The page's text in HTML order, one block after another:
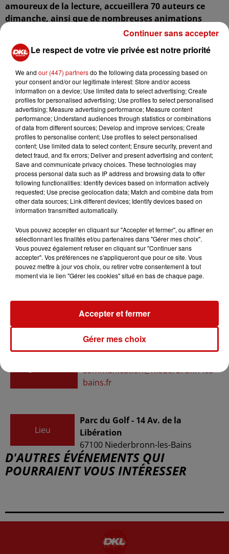
amoureux de la lecture, accueillera 70 auteurs ce
dimanche, ainsi que de nombreuses animations
autour du livre et de la lecture.
A noter à 17h… Dictée pour enfants et adultes
avecNathalie MARAJO-GUTHMULLER, Conseillère
d’Alsace.
La manifestation se déroulera dans un écrin de verdure
au parc du Golf (de l’ancienne école maternelle du Petit
Pont jusqu’au fond du parc, près de l’Hôtel Muller).
Ajouter à votre calendrier
Date
du25 juin 2023 à 15h00
au25 juillet 2023 à 19h00
Gratuit
Ville de Niederbronn-les-Bains
communication@niederbronn-les-
bains.fr
Lieu
Parc du Golf - 14 Av. de la
Libération
67100 Niederbronn-les-Bains
D'AUTRES ÉVÉNEMENTS QUI
POURRAIENT VOUS INTÉRESSER
Le respect de votre vie privée est notre priorité
We and our (447) partnersdo the following data processing based on
your consent and/or our legitimate interest: Store and/or access
information on a device; Use limited data to select advertising; Create
profiles for personalised advertising; Use profiles to select personalised
advertising; Measure advertising performance; Measure content
performance; Understand audiences through statistics or combinations
of data from different sources; Develop and improve services; Create
profiles to personalise content; Use profiles to select personalised
content; Use limited data to select content; Ensure security, prevent and
detect fraud, and fix errors; Deliver and present advertising and content;
Save and communicate privacy choices. These technologies may
process personal data such as IP address and browsing data to offer
following functionalities: Identify devices based on information actively
requested; Use precise geolocation data; Match and combine data from
other data sources; Link different devices; Identify devices based on
information transmitted automatically.
Vous pouvez accepter en cliquant sur "Accepter et fermer", ou affiner en
sélectionnant les finalités et/ou partenaires dans "Gérer mes choix".
Vous pouvez également refuser en cliquant sur "Continuer sans
accepter". Vos préférences ne s'appliqueront que pour ce site. Vous
pouvez mettre à jour vos choix, ou retirer votre consentement à tout
moment via le lien "Gérer les cookies" situé en bas de chaque page.
Gérer mes choix
Accepter et fermer
Continuer sans accepter